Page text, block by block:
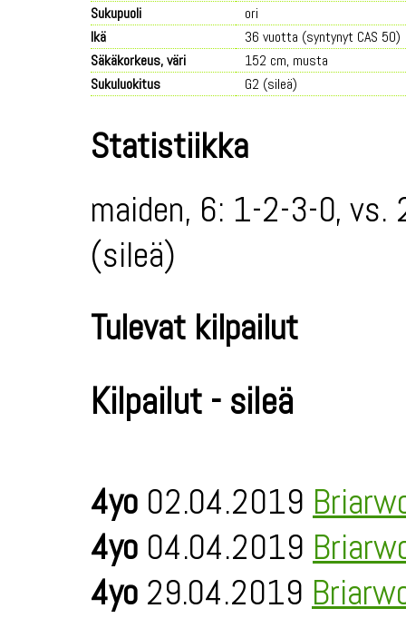
Sukupuoli
ori
Ikä
36 vuotta (syntynyt CAS 50)
Säkäkorkeus, väri
152 cm, musta
Sukuluokitus
G2 (sileä)
Statistiikka
maiden, 6: 1-2-3-0,
(sileä)
Tulevat kilpailut
Kilpailut - sileä
4yo 02.04.2019
4yo 04.04.2019
4yo 29.04.2019